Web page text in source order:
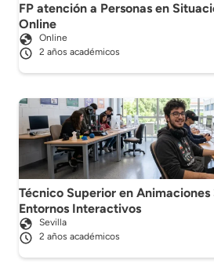
FP atención a Personas en
Online
Online
2 años académicos
Técnico Superior en Animaciones
Entornos Interactivos
Sevilla
2 años académicos